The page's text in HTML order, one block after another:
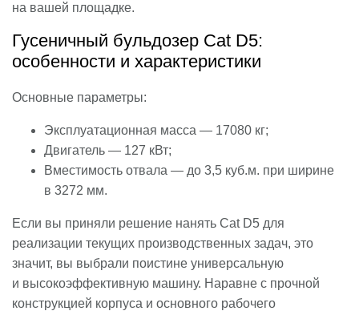
на вашей площадке.
Гусеничный бульдозер Cat D5:
особенности и характеристики
Основные параметры:
Эксплуатационная масса — 17080 кг;
Двигатель — 127 кВт;
Вместимость отвала — до 3,5 куб.м. при ширине
в 3272 мм.
Если вы приняли решение нанять Cat D5 для
реализации текущих производственных задач, это
значит, вы выбрали поистине универсальную
и высокоэффективную машину. Наравне с прочной
конструкцией корпуса и основного рабочего